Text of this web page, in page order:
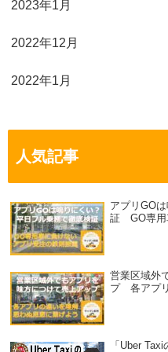
2023年1月
2022年12月
2022年1月
人気記事
アプリGO
証 GO専用
営業区域外
プ 各アプ
「Uber